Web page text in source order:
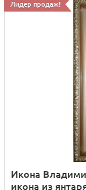
Лидер продаж!
Икона
икона из